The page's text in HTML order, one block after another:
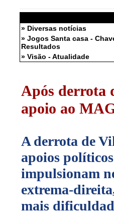
» Diversas notícias
» Jogos Santa casa -
Resultados
» Visão - Atualidade
Após derrota
apoio ao
A derrota de
apoios
impulsionam
extrema-
mais